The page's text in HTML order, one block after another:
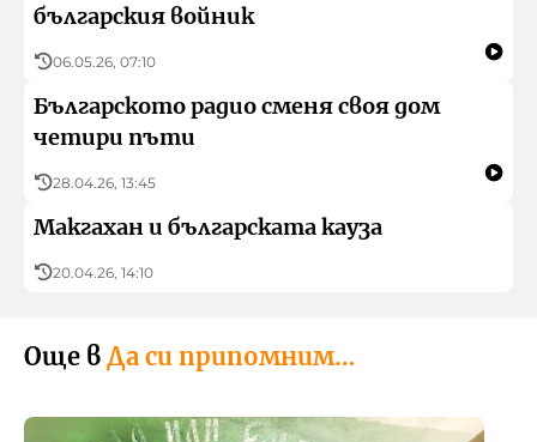
българския войник
06.05.26, 07:10
Българското радио сменя своя дом
четири пъти
28.04.26, 13:45
Макгахан и българската кауза
20.04.26, 14:10
Още в Да си припомним…